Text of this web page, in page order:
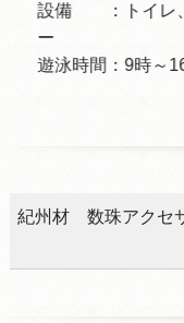
設備 ：トイレ、
ー
遊泳時間：9時～
紀州材 数珠アクセ